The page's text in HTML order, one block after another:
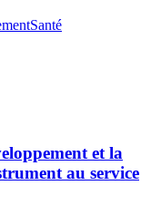
Santé
et la
au service